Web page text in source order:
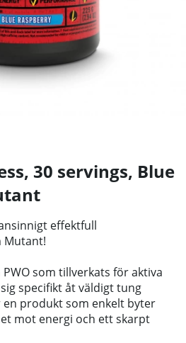
30 servings, Blue
effektfull
Mutant!
som tillverkats för aktiva
specifikt åt väldigt tung
produkt som enkelt byter
mot energi och ett skarpt